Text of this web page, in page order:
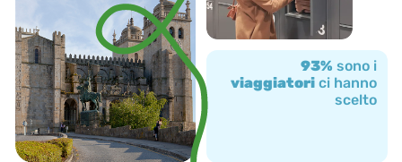
93% sono i
viaggiatori ci hanno
scelto